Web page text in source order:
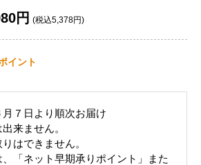
円 (税込5,378円)
イント
７日より順次お届け
来ません。
はできません。
「ネット早期承りポイント」また